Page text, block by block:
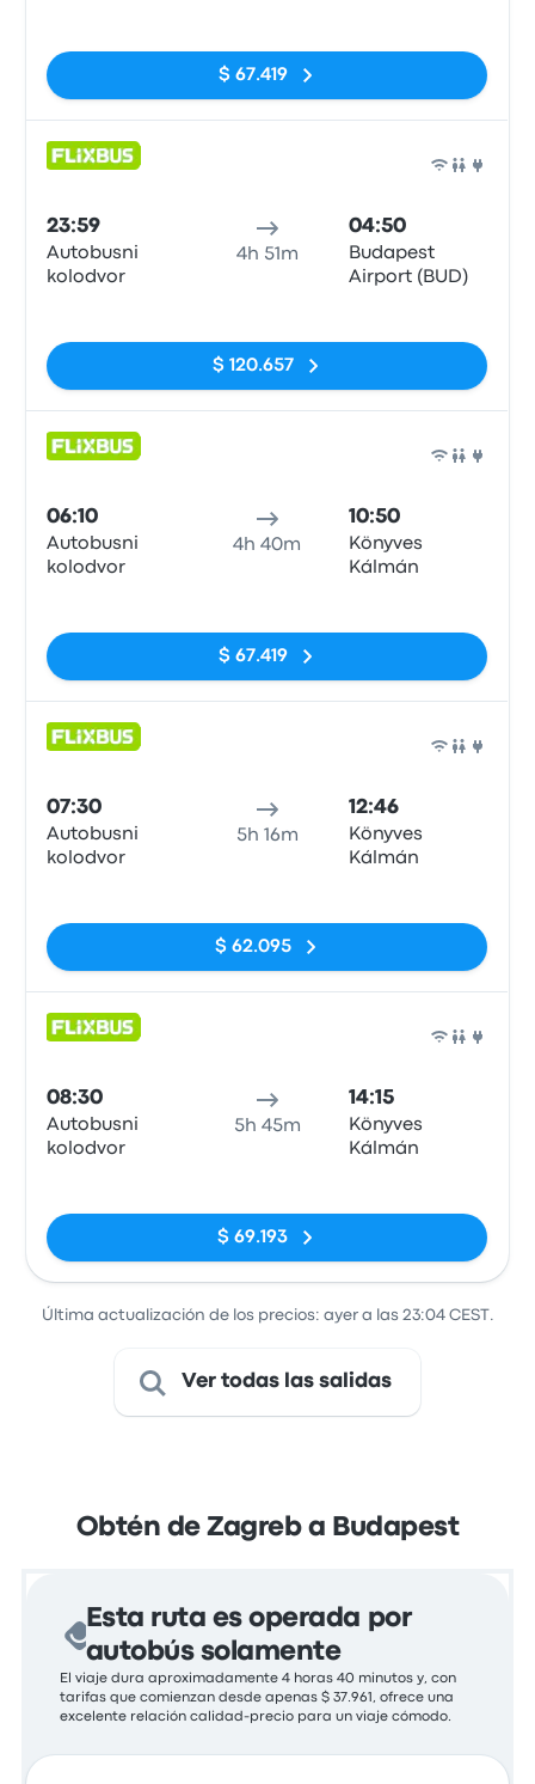
$ 67.419
23:59
Autobusni
kolodvor
4h 51m
04:50
Budapest
Airport (BUD)
$ 120.657
06:10
Autobusni
kolodvor
4h 40m
10:50
Könyves
Kálmán
$ 67.419
07:30
Autobusni
kolodvor
5h 16m
12:46
Könyves
Kálmán
$ 62.095
08:30
Autobusni
kolodvor
5h 45m
14:15
Könyves
Kálmán
$ 69.193
Última actualización de los precios: ayer a las 23:04 CEST.
Ver todas las salidas
Obtén de Zagreb a Budapest
Esta ruta es operada por
autobús solamente
El viaje dura aproximadamente 4 horas 40 minutos y, con
tarifas que comienzan desde apenas $ 37.961, ofrece una
excelente relación calidad-precio para un viaje cómodo.